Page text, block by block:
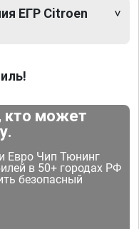
ЕГР Citroen
кто может
Евро Чип Тюнинг
в 50+ городах РФ
безопасный